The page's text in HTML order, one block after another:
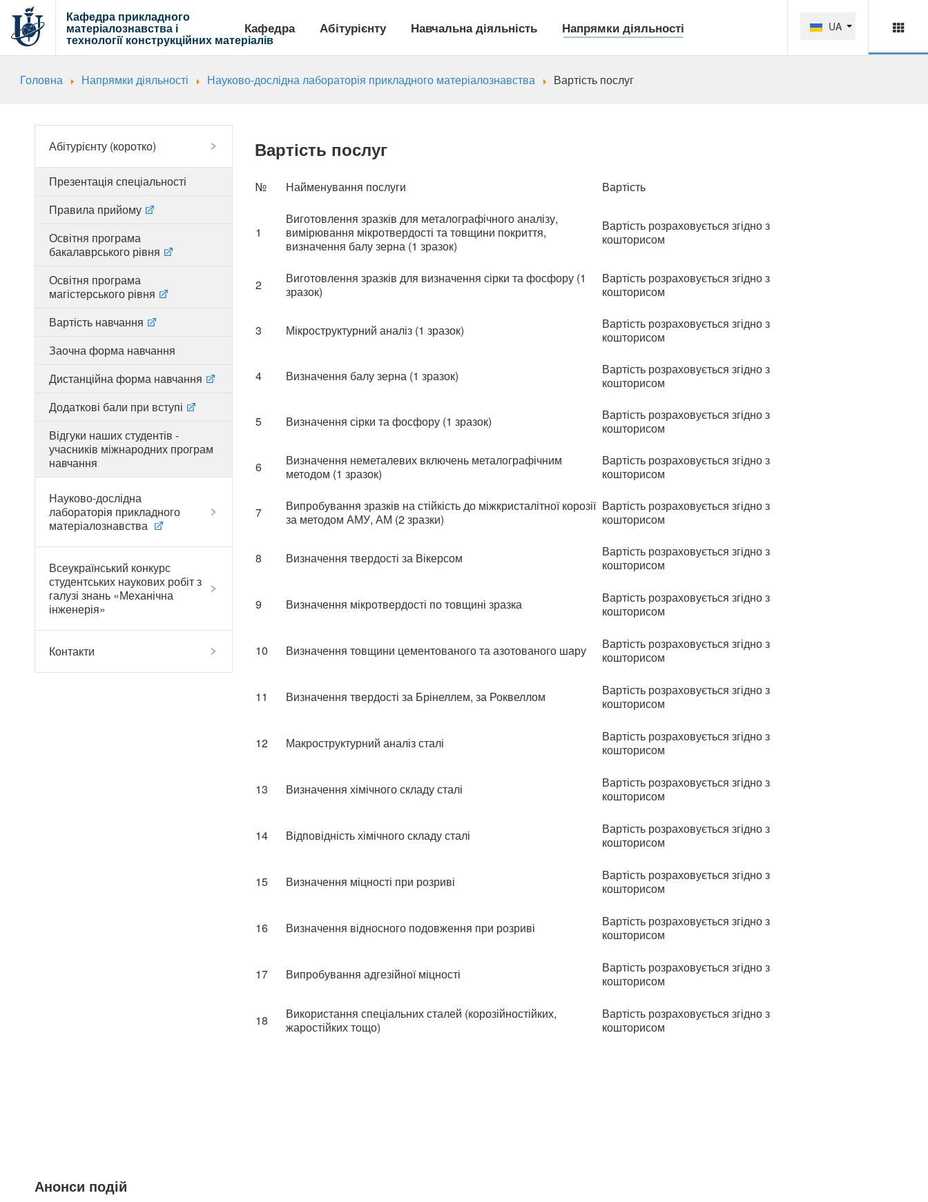
Кафедра прикладного
матеріалознавства і
технології конструкційних матеріалів
Кафедра Абітурієнту Навчальна діяльність Напрямки діяльності UA
Головна Напрямки діяльності Науково-дослідна лабораторія прикладного матеріалознавства Вартість послуг
Абітурієнту (коротко)
Презентація спеціальності
Правила прийому
Освітня програма
бакалаврського рівня
Освітня програма
магістерського рівня
Вартість навчання
Заочна форма навчання
Дистанційна форма навчання
Додаткові бали при вступі
Відгуки наших студентів -
учасників міжнародних програм
навчання
Науково-дослідна
лабораторія прикладного
матеріалознавства
Всеукраїнський конкурс
студентських наукових робіт з
галузі знань «Механічна
інженерія»
Контакти
Вартість послуг
№ Найменування послуги Вартість
1
Виготовлення зразків для металографічного аналізу,
вимірювання мікротвердості та товщини покриття,
визначення балу зерна (1 зразок)
Вартість розраховується згідно з
кошторисом
2
Виготовлення зразків для визначення сірки та фосфору (1
зразок)
Вартість розраховується згідно з
кошторисом
3 Мікроструктурний аналіз (1 зразок)
Вартість розраховується згідно з
кошторисом
4 Визначення балу зерна (1 зразок)
Вартість розраховується згідно з
кошторисом
5 Визначення сірки та фосфору (1 зразок)
Вартість розраховується згідно з
кошторисом
6
Визначення неметалевих включень металографічним
методом (1 зразок)
Вартість розраховується згідно з
кошторисом
7
Випробування зразків на стійкість до міжкристалітної корозії
за методом АМУ, АМ (2 зразки)
Вартість розраховується згідно з
кошторисом
8 Визначення твердості за Вікерсом
Вартість розраховується згідно з
кошторисом
9 Визначення мікротвердості по товщині зразка
Вартість розраховується згідно з
кошторисом
10 Визначення товщини цементованого та азотованого шару
Вартість розраховується згідно з
кошторисом
11 Визначення твердості за Брінеллем, за Роквеллом
Вартість розраховується згідно з
кошторисом
12 Макроструктурний аналіз сталі
Вартість розраховується згідно з
кошторисом
13 Визначення хімічного складу сталі
Вартість розраховується згідно з
кошторисом
14 Відповідність хімічного складу сталі
Вартість розраховується згідно з
кошторисом
15 Визначення міцності при розриві
Вартість розраховується згідно з
кошторисом
16 Визначення відносного подовження при розриві
Вартість розраховується згідно з
кошторисом
17 Випробування адгезійної міцності
Вартість розраховується згідно з
кошторисом
18
Використання спеціальних сталей (корозійностійких,
жаростійких тощо)
Вартість розраховується згідно з
кошторисом
Анонси подій